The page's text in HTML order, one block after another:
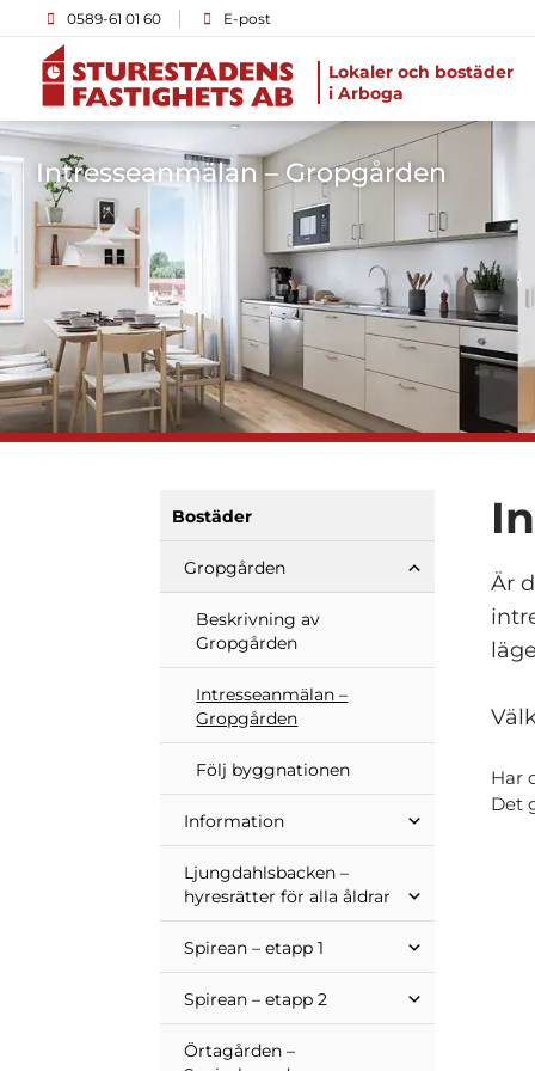
0589-61 01 60 E-post
Lokaler och bostäder
i Arboga
Intresseanmälan – Gropgården
Bostäder
Gropgården
Beskrivning av
Gropgården
Intresseanmälan –
Gropgården
Följ byggnationen
Information
Ljungdahlsbacken –
hyresrätter för alla åldrar
Spirean – etapp 1
Spirean – etapp 2
Örtagården –
Är
Har
Det